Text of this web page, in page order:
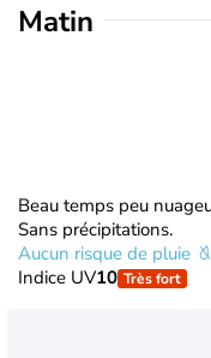
Matin
Beau temps peu
Sans précipitations.
Aucun risque de pluie
Indice UV10 Très fort